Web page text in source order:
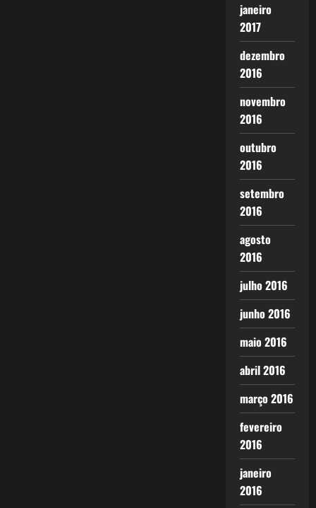
janeiro
2017
dezembro
2016
novembro
2016
outubro
2016
setembro
2016
agosto
2016
julho 2016
junho 2016
maio 2016
abril 2016
março 2016
fevereiro
2016
janeiro
2016